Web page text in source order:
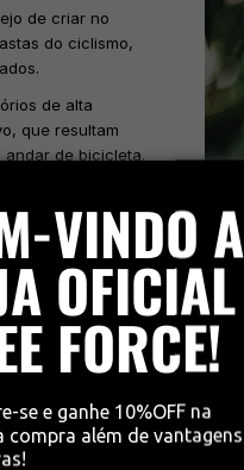
VINDO A
OFICIAL
FORCE!
se e ganhe 10%OFF na
compra além de vantagens
de criar no
do ciclismo,
de alta
que resultam
andar de bicicleta.
de um ciclista,
tudo para que
no frio, com as
diversos
um
em mente,
para pedalar.